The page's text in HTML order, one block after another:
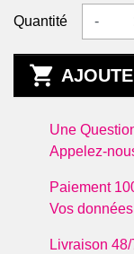
Quantité -

Une
Appelez-
Paiement
Vos
Livraison